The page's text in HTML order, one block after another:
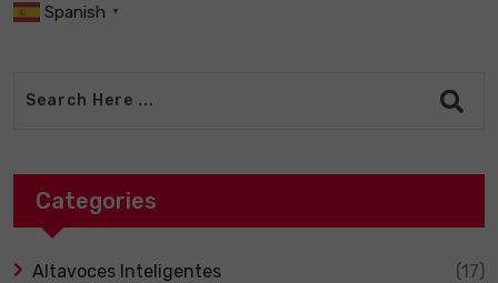
Spanish ▼
Categories
Altavoces Inteligentes (17)